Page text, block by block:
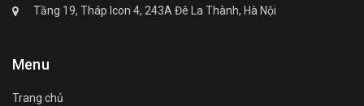
Tầng 19, Tháp Icon 4, 243A Đê La Thành, Hà Nội
Menu
Trang chủ